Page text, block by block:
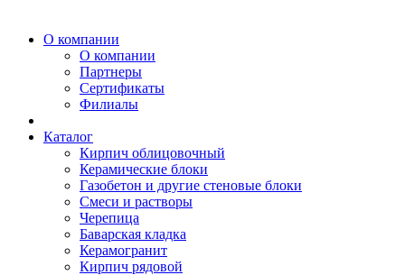
О компании
О компании
Партнеры
Сертификаты
Филиалы
Каталог
Кирпич облицовочный
Керамические блоки
Газобетон и другие стеновые блоки
Смеси и растворы
Черепица
Баварская кладка
Керамогранит
Кирпич рядовой